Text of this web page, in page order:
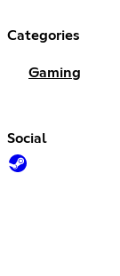
Categories
Gaming
Social